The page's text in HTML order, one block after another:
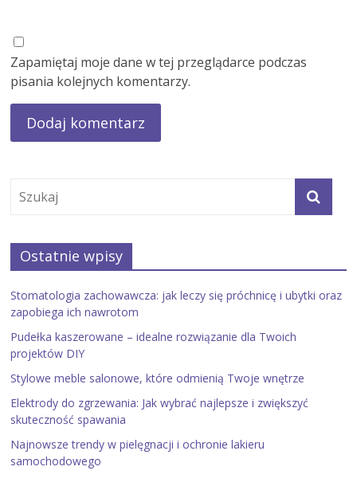
Zapamiętaj moje dane w tej przeglądarce podczas
pisania kolejnych komentarzy.
Ostatnie wpisy
Stomatologia zachowawcza: jak leczy się próchnicę i ubytki oraz
zapobiega ich nawrotom
Pudełka kaszerowane – idealne rozwiązanie dla Twoich
projektów DIY
Stylowe meble salonowe, które odmienią Twoje wnętrze
Elektrody do zgrzewania: Jak wybrać najlepsze i zwiększyć
skuteczność spawania
Najnowsze trendy w pielęgnacji i ochronie lakieru
samochodowego